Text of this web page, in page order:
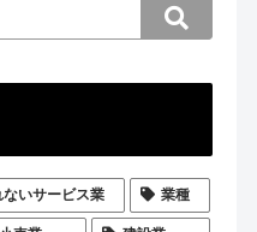
いサービス業 業種